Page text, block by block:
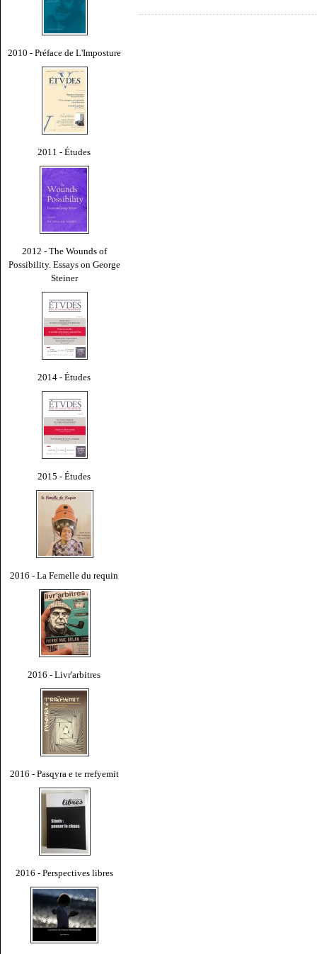
2010 - Préface de L'Imposture
2011 - Études
2012 - The Wounds of
Possibility. Essays on George
Steiner
2014 - Études
2015 - Études
2016 - La Femelle du requin
2016 - Livr'arbitres
2016 - Pasqyra e te rrefyemit
2016 - Perspectives libres